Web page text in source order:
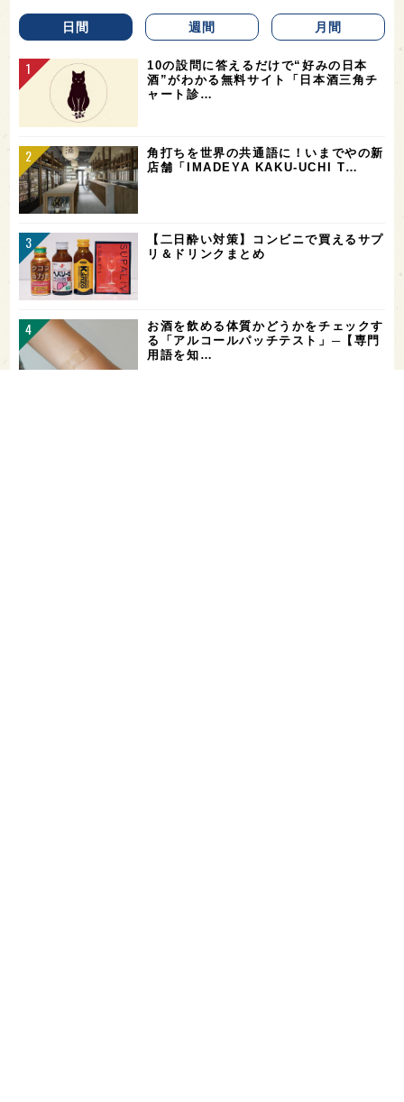
日間 週間 月間
10の設問に答えるだけで“好みの日本
酒”がわかる無料サイト「日本酒三角チ
ャート診…
角打ちを世界の共通語に！いまでやの新
店舗「IMADEYA KAKU-UCHI T…
【二日酔い対策】コンビニで買えるサプ
リ＆ドリンクまとめ
お酒を飲める体質かどうかをチェックす
る「アルコールパッチテスト」─【専門
用語を知…